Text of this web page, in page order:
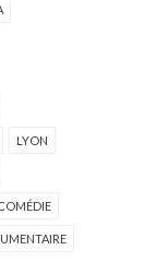
LYON